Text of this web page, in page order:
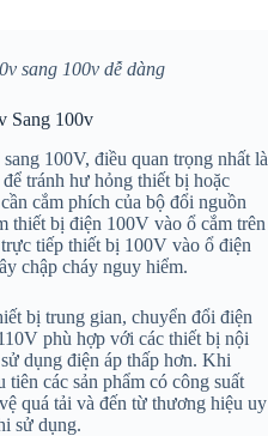
sang 100v dễ dàng
Sang 100v
100V, điều quan trọng nhất là
tránh hư hỏng thiết bị hoặc
cắm phích của bộ đổi nguồn
thiết bị điện 100V vào ổ cắm trên
tiếp thiết bị 100V vào ổ điện
chập cháy nguy hiểm.
bị trung gian, chuyển đổi điện
phù hợp với các thiết bị nội
dụng điện áp thấp hơn. Khi
các sản phẩm có công suất
quá tải và đến từ thương hiệu uy
sử dụng.